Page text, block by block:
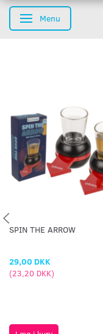
Skifte navigation
Menu
SPIN THE ARROW
29,00 DKK
(23,20 DKK)